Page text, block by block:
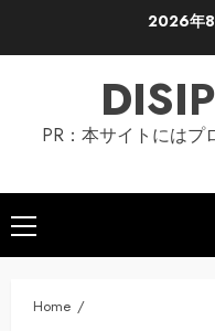
2026年
PR：本サイトにはプ
Primary
Menu
Home